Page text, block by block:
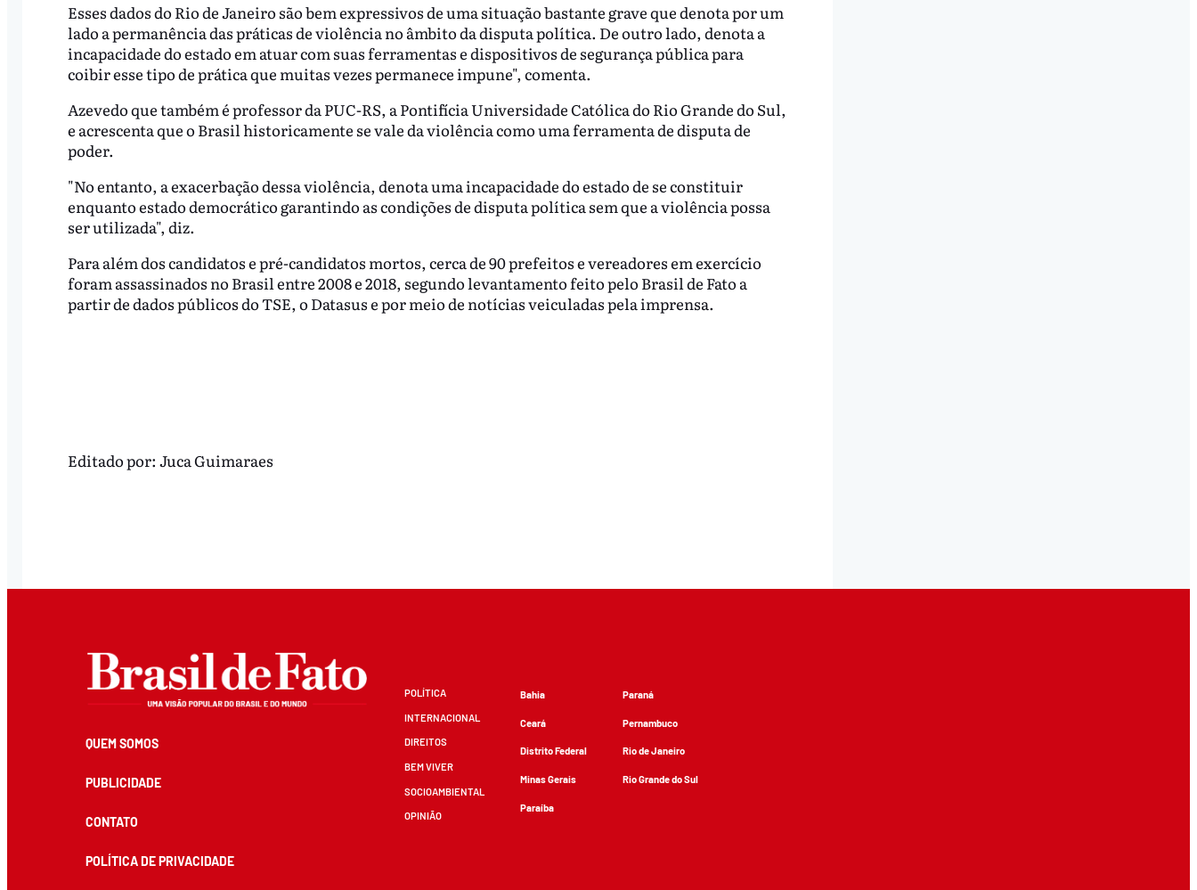
Esses dados do Rio de Janeiro são bem expressivos de uma situação bastante grave que denota por um
lado a permanência das práticas de violência no âmbito da disputa política. De outro lado, denota a
incapacidade do estado em atuar com suas ferramentas e dispositivos de segurança pública para
coibir esse tipo de prática que muitas vezes permanece impune", comenta.
Azevedo que também é professor da PUC-RS, a Pontifícia Universidade Católica do Rio Grande do Sul,
e acrescenta que o Brasil historicamente se vale da violência como uma ferramenta de disputa de
poder.
"No entanto, a exacerbação dessa violência, denota uma incapacidade do estado de se constituir
enquanto estado democrático garantindo as condições de disputa política sem que a violência possa
ser utilizada", diz.
Para além dos candidatos e pré-candidatos mortos, cerca de 90 prefeitos e vereadores em exercício
foram assassinados no Brasil entre 2008 e 2018, segundo levantamento feito pelo Brasil de Fato a
partir de dados públicos do TSE, o Datasus e por meio de notícias veiculadas pela imprensa.
Editado por: Juca Guimaraes
QUEM SOMOS
PUBLICIDADE
CONTATO
POLÍTICA DE PRIVACIDADE
POLÍTICA
INTERNACIONAL
DIREITOS
BEM VIVER
SOCIOAMBIENTAL
OPINIÃO
Bahia
Ceará
Distrito Federal
Minas Gerais
Paraíba
Paraná
Pernambuco
Rio de Janeiro
Rio Grande do Sul